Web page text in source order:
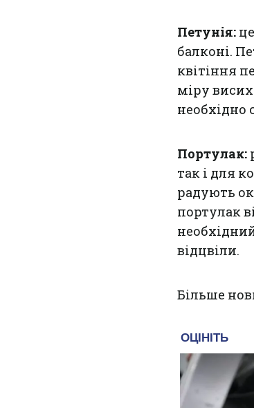
Петунія:
балконі.
квітіння
міру
необхідно
Портулак:
так і для
радують
портулак
відцвіли.
Більше